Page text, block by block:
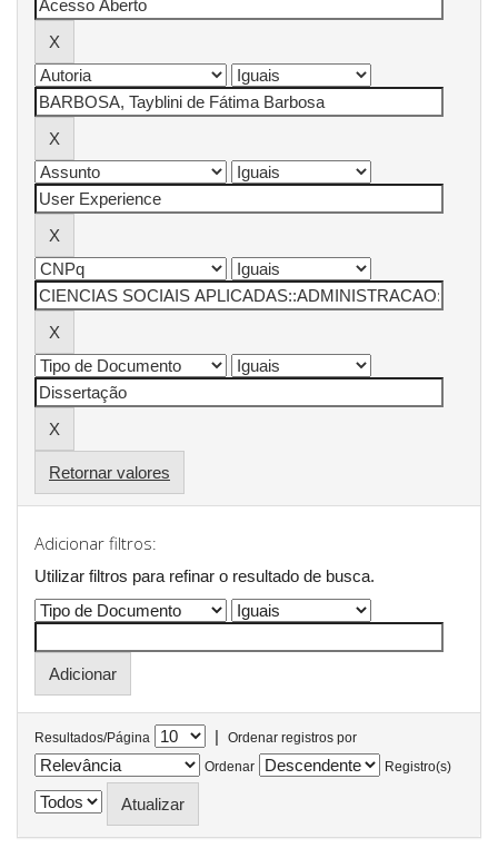
Retornar valores
Adicionar filtros:
Utilizar filtros para refinar o resultado de busca.
Resultados/Página |
Ordenar registros por
Ordenar
Registro(s)